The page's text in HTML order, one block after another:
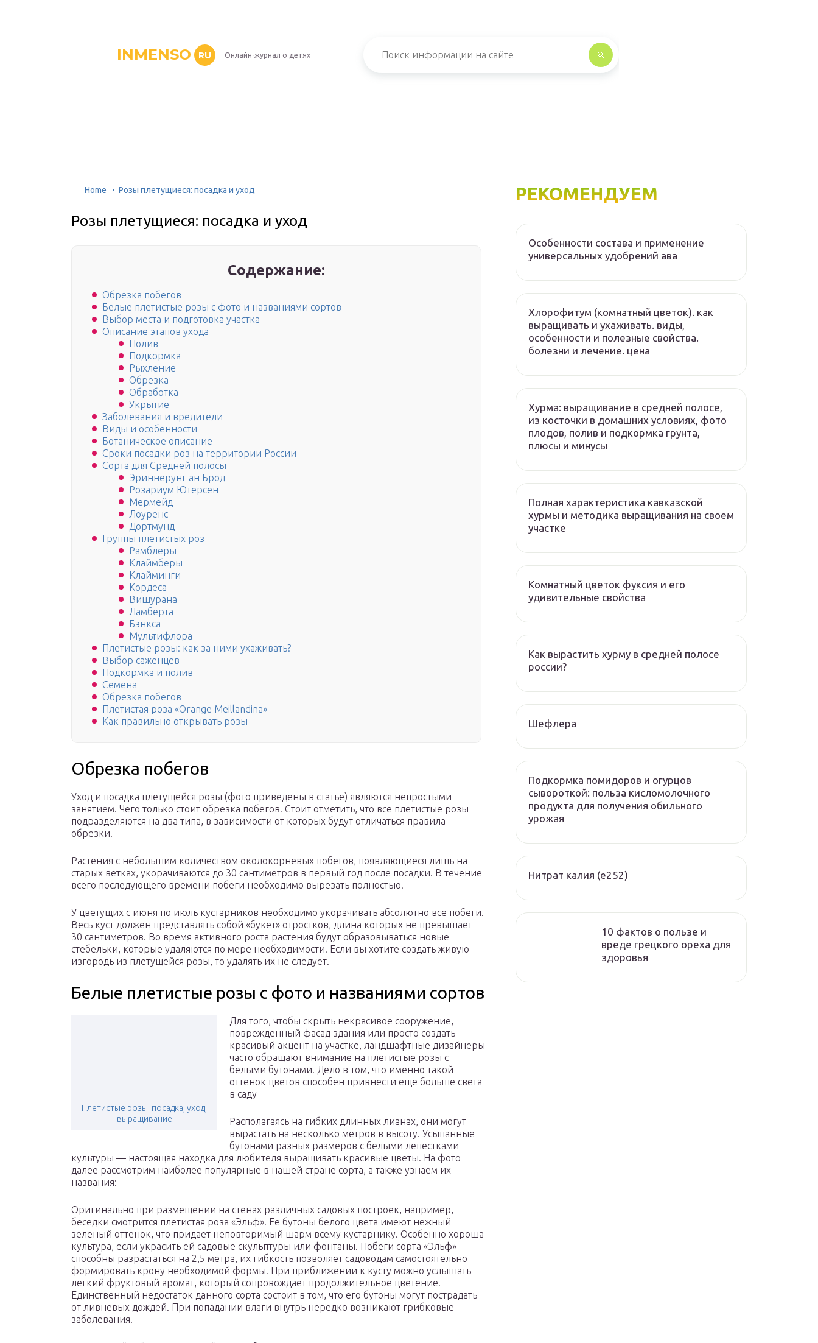
INMENSO RU Онлайн-журнал о детях
Home Розы плетущиеся: посадка и уход
Розы плетущиеся: посадка и уход
Содержание:
Обрезка побегов
Белые плетистые розы с фото и названиями сортов
Выбор места и подготовка участка
Описание этапов ухода
Полив
Подкормка
Рыхление
Обрезка
Обработка
Укрытие
Заболевания и вредители
Виды и особенности
Ботаническое описание
Сроки посадки роз на территории России
Сорта для Средней полосы
Эриннерунг ан Брод
Розариум Ютерсен
Мермейд
Лоуренс
Дортмунд
Группы плетистых роз
Рамблеры
Клаймберы
Клайминги
Кордеса
Вишурана
Ламберта
Бэнкса
Мультифлора
Плетистые розы: как за ними ухаживать?
Выбор саженцев
Подкормка и полив
Семена
Обрезка побегов
Плетистая роза «Orange Meillandina»
Как правильно открывать розы
Обрезка побегов
Уход и посадка плетущейся розы (фото приведены в статье) являются непростыми
занятием. Чего только стоит обрезка побегов. Стоит отметить, что все плетистые розы
подразделяются на два типа, в зависимости от которых будут отличаться правила
обрезки.
Растения с небольшим количеством околокорневых побегов, появляющиеся лишь на
старых ветках, укорачиваются до 30 сантиметров в первый год после посадки. В течение
всего последующего времени побеги необходимо вырезать полностью.
У цветущих с июня по июль кустарников необходимо укорачивать абсолютно все побеги.
Весь куст должен представлять собой «букет» отростков, длина которых не превышает
30 сантиметров. Во время активного роста растения будут образовываться новые
стебельки, которые удаляются по мере необходимости. Если вы хотите создать живую
изгородь из плетущейся розы, то удалять их не следует.
Белые плетистые розы с фото и названиями сортов
Плетистые розы: посадка, уход,
выращивание
Для того, чтобы скрыть некрасивое сооружение,
поврежденный фасад здания или просто создать
красивый акцент на участке, ландшафтные дизайнеры
часто обращают внимание на плетистые розы с
белыми бутонами. Дело в том, что именно такой
оттенок цветов способен привнести еще больше света
в саду
Располагаясь на гибких длинных лианах, они могут
вырастать на несколько метров в высоту. Усыпанные
бутонами разных размеров с белыми лепестками
культуры — настоящая находка для любителя выращивать красивые цветы. На фото
далее рассмотрим наиболее популярные в нашей стране сорта, а также узнаем их
названия:
Оригинально при размещении на стенах различных садовых построек, например,
беседки смотрится плетистая роза «Эльф». Ее бутоны белого цвета имеют нежный
зеленый оттенок, что придает неповторимый шарм всему кустарнику. Особенно хороша
культура, если украсить ей садовые скульптуры или фонтаны. Побеги сорта «Эльф»
способны разрастаться на 2,5 метра, их гибкость позволяет садоводам самостоятельно
формировать крону необходимой формы. При приближении к кусту можно услышать
легкий фруктовый аромат, который сопровождает продолжительное цветение.
Единственный недостаток данного сорта состоит в том, что его бутоны могут пострадать
от ливневых дождей. При попадании влаги внутрь нередко возникают грибковые
заболевания.
РЕКОМЕНДУЕМ
Особенности состава и применение
универсальных удобрений ава
Хлорофитум (комнатный цветок). как
выращивать и ухаживать. виды,
особенности и полезные свойства.
болезни и лечение. цена
Хурма: выращивание в средней полосе,
из косточки в домашних условиях, фото
плодов, полив и подкормка грунта,
плюсы и минусы
Полная характеристика кавказской
хурмы и методика выращивания на своем
участке
Комнатный цветок фуксия и его
удивительные свойства
Как вырастить хурму в средней полосе
россии?
Шефлера
Подкормка помидоров и огурцов
сывороткой: польза кисломолочного
продукта для получения обильного
урожая
Нитрат калия (е252)
10 фактов о пользе и
вреде грецкого ореха для
здоровья